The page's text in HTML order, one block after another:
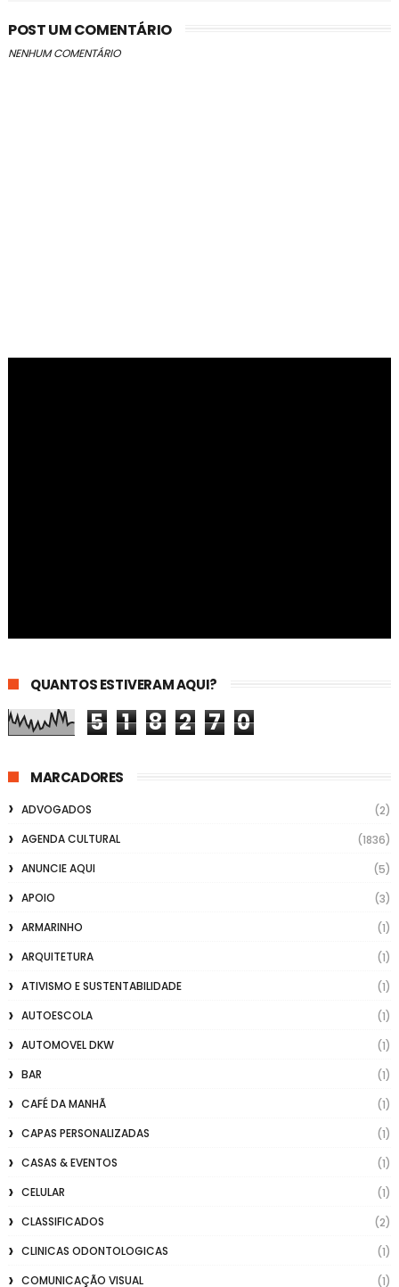
POST UM COMENTÁRIO
NENHUM COMENTÁRIO
QUANTOS ESTIVERAM AQUI?
5 1 8 2 7 0
MARCADORES
ADVOGADOS
(2)
AGENDA CULTURAL
(1836)
ANUNCIE AQUI
(5)
APOIO
(3)
ARMARINHO
(1)
ARQUITETURA
(1)
ATIVISMO E SUSTENTABILIDADE
(1)
AUTOESCOLA
(1)
AUTOMOVEL DKW
(1)
BAR
(1)
CAFÉ DA MANHÃ
(1)
CAPAS PERSONALIZADAS
(1)
CASAS & EVENTOS
(1)
CELULAR
(1)
CLASSIFICADOS
(2)
CLINICAS ODONTOLOGICAS
(1)
COMUNICAÇÃO VISUAL
(1)